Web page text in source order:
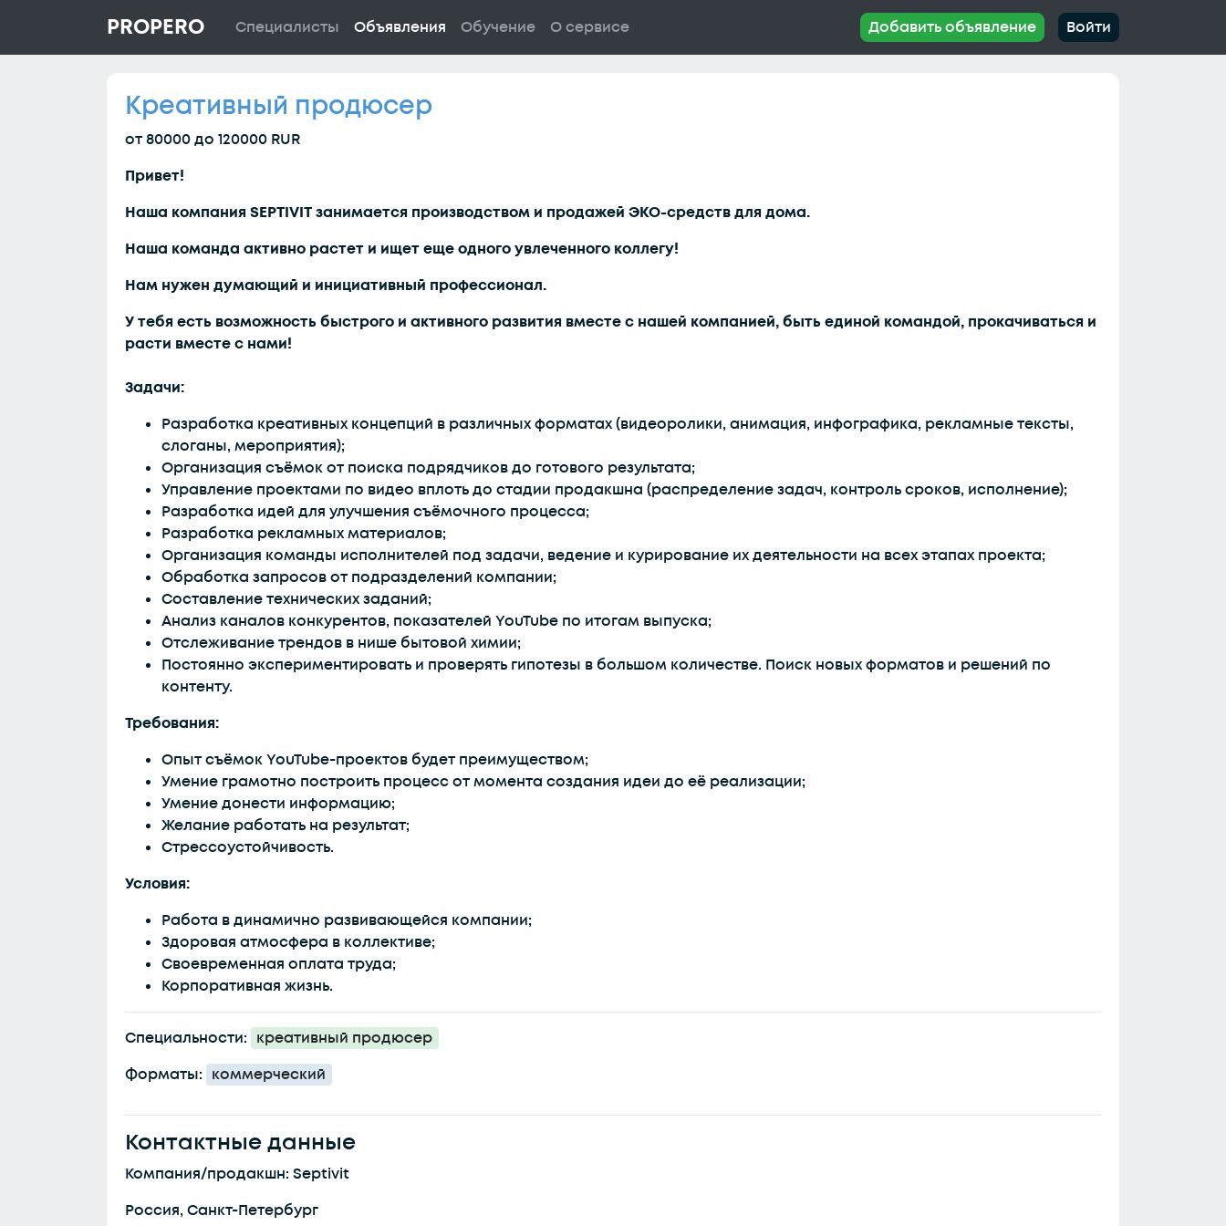
PROPERO Специалисты Объявления Обучение О сервисе Добавить объявление Войти
Креативный продюсер
от 80000 до 120000 RUR
Привет!
Наша компания SEPTIVIT занимается производством и продажей ЭКО-средств для дома.
Наша команда активно растет и ищет еще одного увлеченного коллегу!
Нам нужен думающий и инициативный профессионал.
У тебя есть возможность быстрого и активного развития вместе с нашей компанией, быть единой командой, прокачиваться и
расти вместе с нами!
Задачи:
Разработка креативных концепций в различных форматах (видеоролики, анимация, инфографика, рекламные тексты,
слоганы, мероприятия);
Организация съёмок от поиска подрядчиков до готового результата;
Управление проектами по видео вплоть до стадии продакшна (распределение задач, контроль сроков, исполнение);
Разработка идей для улучшения съёмочного процесса;
Разработка рекламных материалов;
Организация команды исполнителей под задачи, ведение и курирование их деятельности на всех этапах проекта;
Обработка запросов от подразделений компании;
Составление технических заданий;
Анализ каналов конкурентов, показателей YouTube по итогам выпуска;
Отслеживание трендов в нише бытовой химии;
Постоянно экспериментировать и проверять гипотезы в большом количестве. Поиск новых форматов и решений по
контенту.
Требования:
Опыт съёмок YouTube-проектов будет преимуществом;
Умение грамотно построить процесс от момента создания идеи до её реализации;
Умение донести информацию;
Желание работать на результат;
Стрессоустойчивость.
Условия:
Работа в динамично развивающейся компании;
Здоровая атмосфера в коллективе;
Своевременная оплата труда;
Корпоративная жизнь.
Специальности: креативный продюсер
Форматы: коммерческий
Контактные данные
Компания/продакшн: Septivit
Россия, Санкт-Петербург